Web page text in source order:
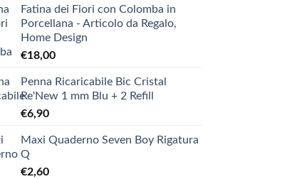
Fatina dei Fiori con Colomba in
Porcellana - Articolo da Regalo,
Home Design
€18,00
Penna Ricaricabile Bic Cristal
Re'New 1 mm Blu + 2 Refill
€6,90
Maxi Quaderno Seven Boy Rigatura
Q
€2,60